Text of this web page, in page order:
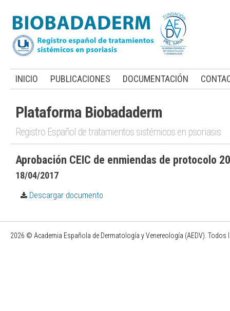
INICIO PUBLICACIONES DOCUMENTACIÓN
Plataforma Biobadaderm
Registro Español de tratamientos sistémicos en psoriasis
Aprobación CEIC de enmiendas de protocolo
18/04/2017
Descargar documento
2026 © Academia Española de Dermatología y Venereología (AEDV). Todos